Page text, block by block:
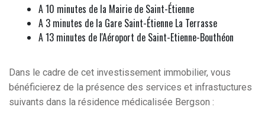
A 10 minutes de la Mairie de Saint-Étienne
A 3 minutes de la Gare Saint-Étienne La Terrasse
A 13 minutes de l'Aéroport de Saint-Etienne-Bouthéon
Dans le cadre de cet investissement immobilier, vous
bénéficierez de la présence des services et infrastuctures
suivants dans la résidence médicalisée Bergson :